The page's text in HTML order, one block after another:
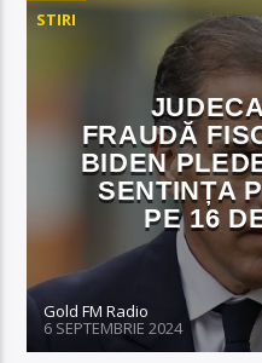
STIRI
FRAUDĂ
BIDEN
SENTINȚA
PE 16
Gold FM Radio
6 SEPTEMBRIE 2024